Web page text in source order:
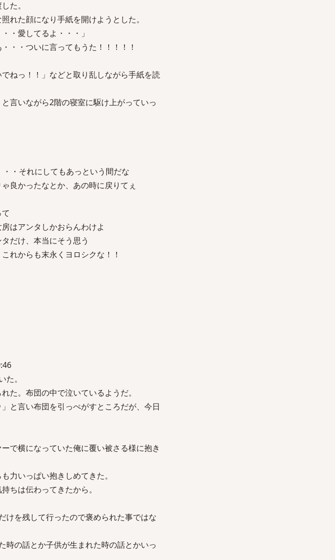
た。
れた顔になり手紙を開けようとした。
・愛してるよ・・・」
・・ついに言ってもうた！！！！！
ねっ！！」などと取り乱しながら手紙を読
言いながら2階の寝室に駆け上がっていっ
・それにしてもあっという間だな
良かったなとか、あの時に戻りてぇ
はアンタしかおらんわけよ
だけ、本当にそう思う
れからも末永くヨロシクな！！
。
た。布団の中で泣いているようだ。
と言い布団を引っぺがすところだが、今日
で横になっていた俺に覆い被さる様に抱き
力いっぱい抱きしめてきた。
ちは伝わってきたから。
けを残して行ったので褒められた事ではな
時の話とか子供が生まれた時の話とかいっ